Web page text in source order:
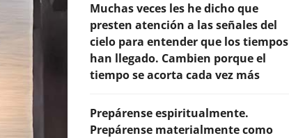
Muchas veces les he dicho que
presten atención a las señales del
cielo para entender que los tiempos
han llegado. Cambien porque el
tiempo se acorta cada vez más
Prepárense espiritualmente.
Prepárense materialmente como